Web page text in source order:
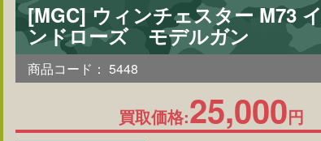
[MGC] ウィンチェスター M73
ンドローズ モデルガン
商品コード： 5448
買取価格:25,000円